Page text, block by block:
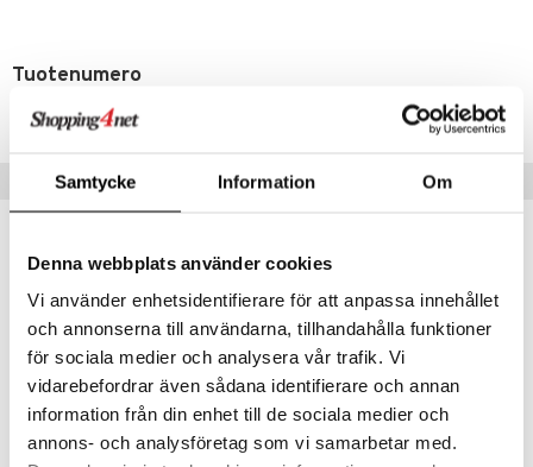
Samtycke Information Om
Denna webbplats använder cookies
Vi använder enhetsidentifierare för att anpassa innehållet
och annonserna till användarna, tillhandahålla funktioner
för sociala medier och analysera vår trafik. Vi
vidarebefordrar även sådana identifierare och annan
information från din enhet till de sociala medier och
annons- och analysföretag som vi samarbetar med.
Tuotenumero
HJ4PN-PN-120
Suositut tuotteet
Saatavana useana vaihtoehtona
& vastauksia